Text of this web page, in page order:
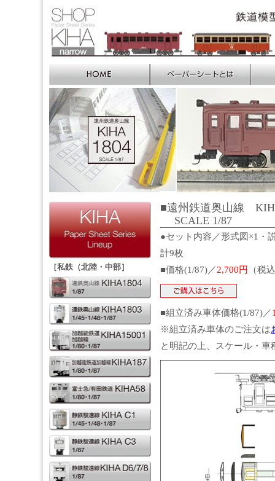
■遠州鉄道奥山線
SCALE 1/87
●セット内容／形式図×1
計9枚
■価格(1/87)／2,700円 （税
■組立済み車体価格(1/87)／
※組立済み車体のご注文は
と明記の上、スケール・
［私鉄（北陸・中部］